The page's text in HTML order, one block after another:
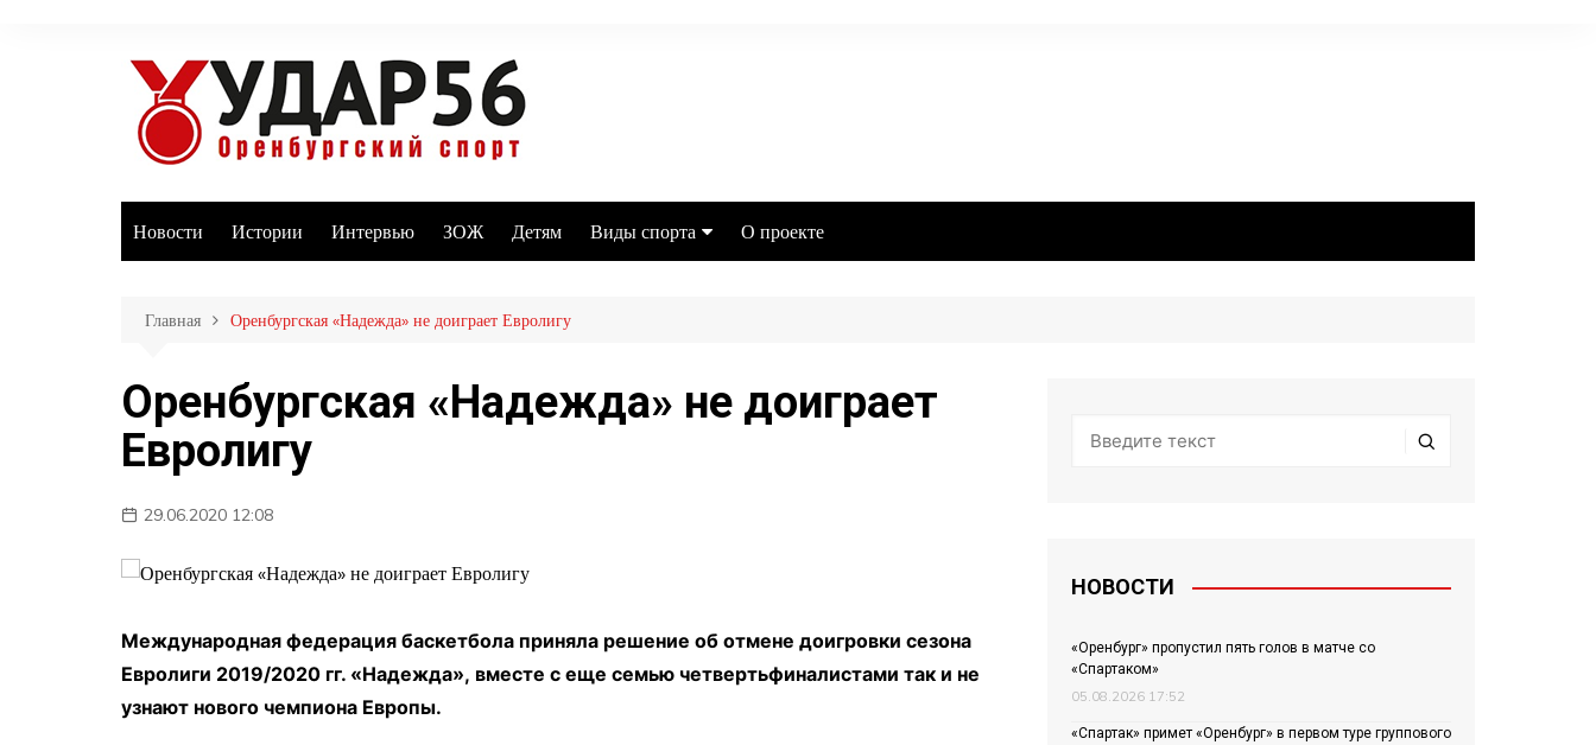
Новости Истории Интервью ЗОЖ Детям Виды спорта
Баскетбол
Волейбол
О проекте
Главная Оренбургская «Надежда» не доиграет Евролигу
Оренбургская «Надежда» не доиграет
Евролигу
29.06.2020 12:08
Международная федерация баскетбола приняла решение об отмене доигровки сезона
Евролиги 2019/2020 гг. «Надежда», вместе с еще семью четвертьфиналистами так и не
узнают нового чемпиона Европы.
НОВОСТИ
«Оренбург» пропустил пять голов в матче со
«Спартаком»
05.08.2026 17:52
«Спартак» примет «Оренбург» в первом туре группового